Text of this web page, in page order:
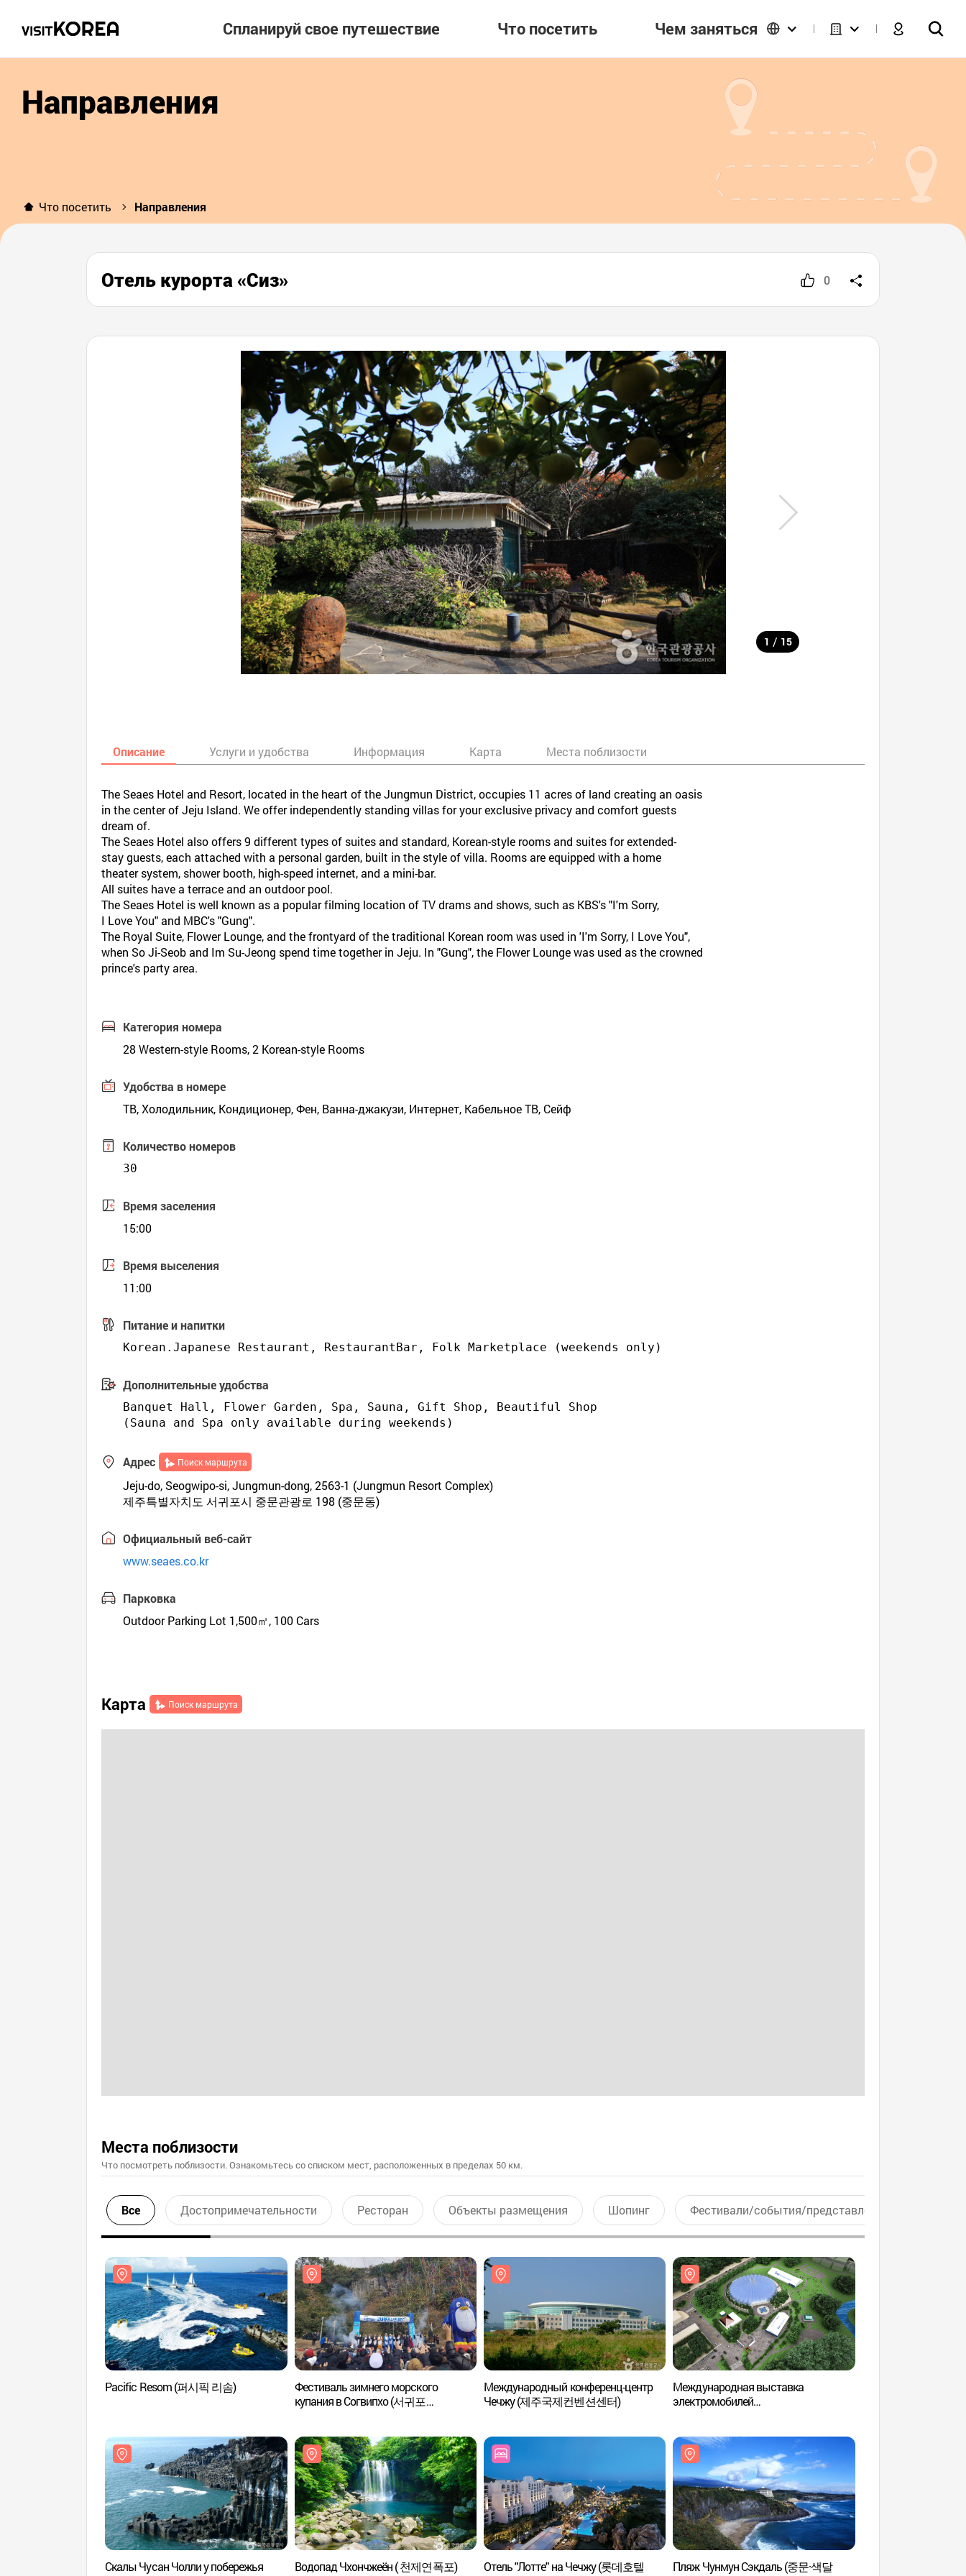
Спланируй свое путешествие Что посетить Чем заняться
Направления
Что посетить Направления
Отель курорта «Сиз» 0
1 / 15
Описание Услуги и удобства Информация Карта Места поблизости
The Seaes Hotel and Resort, located in the heart of the Jungmun District, occupies 11 acres of land creating an oasis
in the center of Jeju Island. We offer independently standing villas for your exclusive privacy and comfort guests
dream of.
The Seaes Hotel also offers 9 different types of suites and standard, Korean-style rooms and suites for extended-
stay guests, each attached with a personal garden, built in the style of villa. Rooms are equipped with a home
theater system, shower booth, high-speed internet, and a mini-bar.
All suites have a terrace and an outdoor pool.
The Seaes Hotel is well known as a popular filming location of TV drams and shows, such as KBS's "I'm Sorry,
I Love You" and MBC's "Gung".
The Royal Suite, Flower Lounge, and the frontyard of the traditional Korean room was used in 'I'm Sorry, I Love You",
when So Ji-Seob and Im Su-Jeong spend time together in Jeju. In "Gung", the Flower Lounge was used as the crowned
prince's party area.
Категория номера
28 Western-style Rooms, 2 Korean-style Rooms
Удобства в номере
ТВ, Холодильник, Кондиционер, Фен, Ванна-джакузи, Интернет, Кабельное ТВ, Сейф
Количество номеров
30
Время заселения
15:00
Время выселения
11:00
Питание и напитки
Дополнительные удобства
Banquet Hall, Flower Garden, Spa, Sauna, Gift Shop, Beautiful Shop
Адрес Поиск маршрута
Jeju-do, Seogwipo-si, Jungmun-dong, 2563-1 (Jungmun Resort Complex)
제주특별자치도 서귀포시 중문관광로 198 (중문동)
Официальный веб-сайт
www.seaes.co.kr
Парковка
Outdoor Parking Lot 1,500㎡, 100 Cars
Карта Поиск маршрута
Места поблизости
Что посмотреть поблизости. Ознакомьтесь со списком мест, расположенных в пределах 50 км.
Все Достопримечательности Ресторан Объекты размещения Шопинг Фестивали/события/представления
Pacific Resom (퍼시픽 리솜)
Фестиваль зимнего морского
купания в Согвипхо (서귀포
Международный конференц-центр
Чечжу (제주국제컨벤션센터)
Международная выставка
электромобилей
Скалы Чусан Чолли у побережья
Водопад Чхончжеён ( 천제연폭포)
Отель "Лотте" на Чечжу (롯데호텔
Пляж Чунмун Сэкдаль (중문·색달